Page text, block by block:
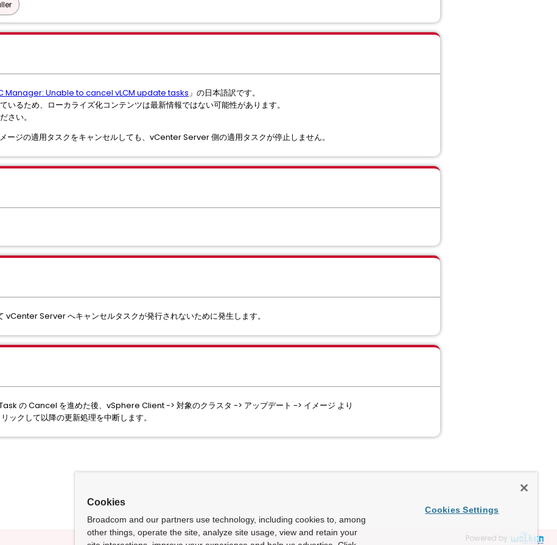
Manager: Unable to cancel vLCM update tasks」の日本語訳です。
いるため、ローカライズ化コンテンツは最新情報ではない可能性があります。
さい。
ージの適用タスクをキャンセルしても、vCenter Server 側の適用タスクが停止しません。
Server へキャンセルタスクが発行されないために発生します。
の Cancel を進めた後、vSphere Client -> 対象のクラスタ -> アップデート -> イメージ より
ックして以降の更新処理を中断します。
Powered by
Cookies
Broadcom and our partners use technology, including cookies to, among
other things, operate the site, analyze site usage, view and retain your
Cookies Settings